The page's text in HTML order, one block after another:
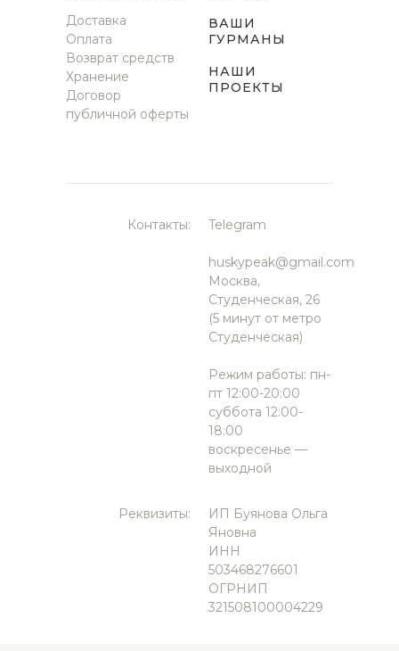
Доставка
Оплата
Возврат средств
Хранение
Договор
публичной оферты
ВАШИ
ГУРМАНЫ
НАШИ
ПРОЕКТЫ
Контакты: Telegram
huskypeak@gmail.com
Москва,
Студенческая, 26
(5 минут от метро
Студенческая)
Режим работы: пн-
пт 12:00-20:00
суббота 12:00-
18:00
воскресенье —
выходной
Реквизиты:
ИП Буянова Ольга
Яновна
ИНН
503468276601
ОГРНИП
321508100004229